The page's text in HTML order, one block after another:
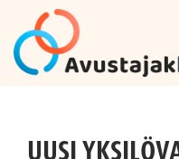
contentUUSI